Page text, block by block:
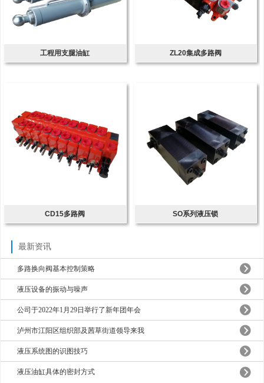
工程用支腿油缸 ZL20集成多路阀
CD15多路阀 SO系列液压锁
最新资讯
多路换向阀基本控制策略
液压设备的振动与噪声
公司于2022年1月29日举行了新年团年会
泸州市江阳区组织部及茜草街道领导来我
液压系统图的识图技巧
液压油缸具体的密封方式